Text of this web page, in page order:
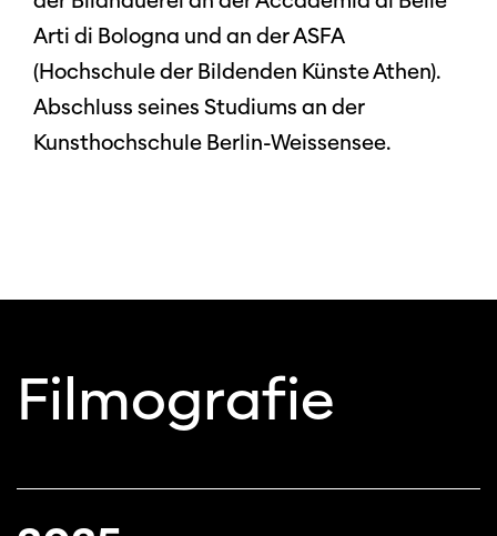
Arti di Bologna und an der ASFA
(Hochschule der Bildenden Künste Athen).
Abschluss seines Studiums an der
Kunsthochschule Berlin-Weissensee.
Filmografie